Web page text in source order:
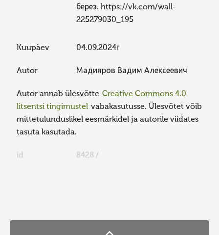
берез. https://vk.com/wall-
225279030_195
Kuupäev 04.09.2024г
Autor Мадияров Вадим Алексеевич
Autor annab ülesvõtte Creative Commons 4.0
litsentsi tingimustel vabakasutusse. Ülesvõtet võib
mittetulunduslikel eesmärkidel ja autorile viidates
tasuta kasutada.
id 8428 /